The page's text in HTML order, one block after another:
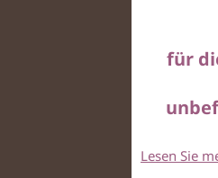
für
Lesen Sie